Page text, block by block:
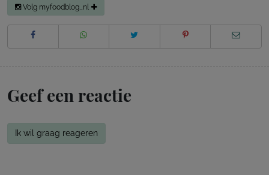
Volg myfoodblog_nl
Geef een reactie
Ik wil graag reageren